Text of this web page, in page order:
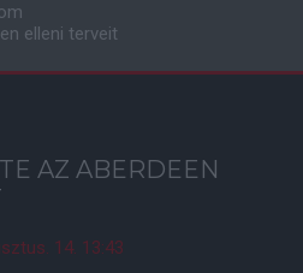
elleni terveit
AZ ABERDEEN
14. 13:43